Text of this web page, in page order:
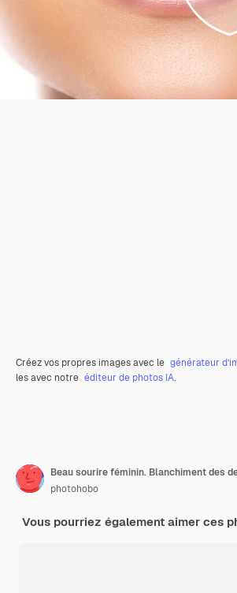
Créez vos propres images avec le générateur
les avec notre éditeur de photos IA.
photohobo
Vous pourriez également aimer ces